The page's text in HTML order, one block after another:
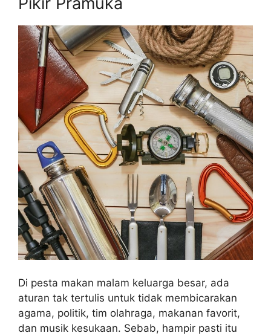
Di pesta makan malam keluarga besar, ada
aturan tak tertulis untuk tidak membicarakan
agama, politik, tim olahraga, makanan favorit,
dan musik kesukaan. Sebab, hampir pasti itu